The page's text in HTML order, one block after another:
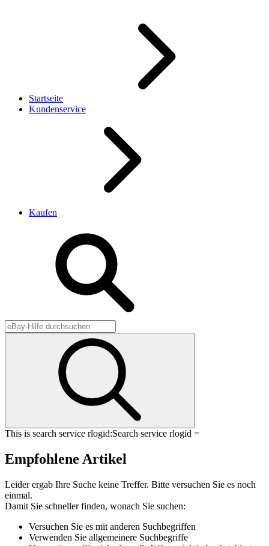
Startseite
Kundenservice
Kaufen
This is search service rlogid:Search service rlogid =
Empfohlene Artikel
Leider ergab Ihre Suche keine Treffer. Bitte versuchen Sie es noch
einmal.
Damit Sie schneller finden, wonach Sie suchen:
Versuchen Sie es mit anderen Suchbegriffen
Verwenden Sie allgemeinere Suchbegriffe